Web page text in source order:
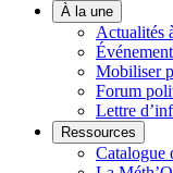
À la une
Actualités
Mobiliser
Forum
Lettre
Ressources
Catalogue